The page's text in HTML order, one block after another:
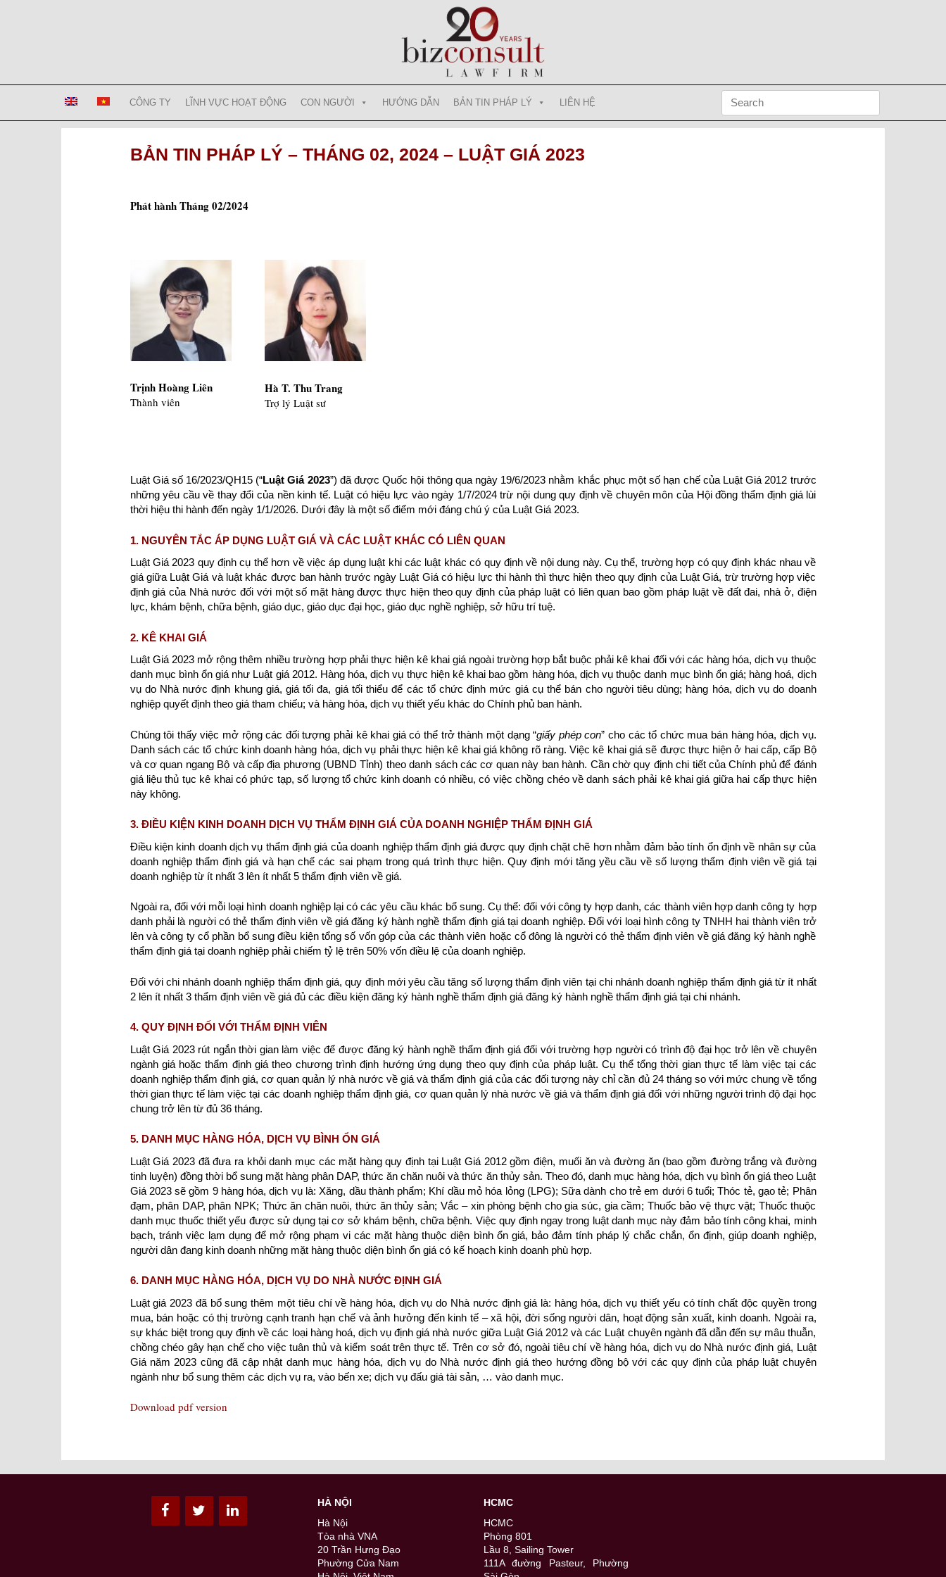
CÔNG TY LĨNH VỰC HOẠT ĐỘNG CON NGƯỜI HƯỚNG DẪN BẢN TIN PHÁP LÝ LIÊN HỆ
BẢN TIN PHÁP LÝ – THÁNG 02, 2024 – LUẬT GIÁ 2023
Phát hành Tháng 02/2024
Trịnh Hoàng Liên
Thành viên
Hà T. Thu Trang
Trợ lý Luật sư
Luật Giá số 16/2023/QH15 (“Luật Giá2023”) đã được Quốc hội thông qua ngày 19/6/2023 nhằm khắc phục một số hạn chế của Luật Giá 2012 trước
những yêu cầu về thay đổi của nền kinh tế. Luật có hiệu lực vào ngày 1/7/2024 trừ nội dung quy định về chuyên môn của Hội đồng thẩm định giá lùi
thời hiệu thi hành đến ngày 1/1/2026. Dưới đây là một số điểm mới đáng chú ý của Luật Giá 2023.
1. NGUYÊN TẮC ÁP DỤNG LUẬT GIÁ VÀ CÁC LUẬT KHÁC CÓ LIÊN QUAN
Luật Giá 2023 quy định cụ thể hơn về việc áp dụng luật khi các luật khác có quy định về nội dung này. Cụ thể, trường hợp có quy định khác nhau về
giá giữa Luật Giá và luật khác được ban hành trước ngày Luật Giá có hiệu lực thi hành thì thực hiện theo quy định của Luật Giá, trừ trường hợp việc
định giá của Nhà nước đối với một số mặt hàng được thực hiện theo quy định của pháp luật có liên quan bao gồm pháp luật về đất đai, nhà ở, điện
lực, khám bệnh, chữa bệnh, giáo dục, giáo dục đại học, giáo dục nghề nghiệp, sở hữu trí tuệ.
2. KÊ KHAI GIÁ
Luật Giá 2023 mở rộng thêm nhiều trường hợp phải thực hiện kê khai giá ngoài trường hợp bắt buộc phải kê khai đối với các hàng hóa, dịch vụ thuộc
danh mục bình ổn giá như Luật giá 2012. Hàng hóa, dịch vụ thực hiện kê khai bao gồm hàng hóa, dịch vụ thuộc danh mục bình ổn giá; hàng hoá, dịch
vụ do Nhà nước định khung giá, giá tối đa, giá tối thiểu để các tổ chức định mức giá cụ thể bán cho người tiêu dùng; hàng hóa, dịch vụ do doanh
nghiệp quyết định theo giá tham chiếu; và hàng hóa, dịch vụ thiết yếu khác do Chính phủ ban hành.
Chúng tôi thấy việc mở rộng các đối tượng phải kê khai giá có thể trở thành một dạng “giấy phép con” cho các tổ chức mua bán hàng hóa, dịch vụ.
Danh sách các tổ chức kinh doanh hàng hóa, dịch vụ phải thực hiện kê khai giá không rõ ràng. Việc kê khai giá sẽ được thực hiện ở hai cấp, cấp Bộ
và cơ quan ngang Bộ và cấp địa phương (UBND Tỉnh) theo danh sách các cơ quan này ban hành. Cần chờ quy định chi tiết của Chính phủ để đánh
giá liệu thủ tục kê khai có phức tạp, số lượng tổ chức kinh doanh có nhiều, có việc chồng chéo về danh sách phải kê khai giá giữa hai cấp thực hiện
này không.
3. ĐIỀU KIỆN KINH DOANH DỊCH VỤ THẨM ĐỊNH GIÁ CỦA DOANH NGHIỆP THẨM ĐỊNH GIÁ
Điều kiện kinh doanh dịch vụ thẩm định giá của doanh nghiệp thẩm định giá được quy định chặt chẽ hơn nhằm đảm bảo tính ổn định về nhân sự của
doanh nghiệp thẩm định giá và hạn chế các sai phạm trong quá trình thực hiện. Quy định mới tăng yều cầu về số lượng thẩm định viên về giá tại
doanh nghiệp từ ít nhất 3 lên ít nhất 5 thẩm định viên về giá.
Ngoài ra, đối với mỗi loại hình doanh nghiệp lại có các yêu cầu khác bổ sung. Cụ thể: đối với công ty hợp danh, các thành viên hợp danh công ty hợp
danh phải là người có thẻ thẩm định viên về giá đăng ký hành nghề thẩm định giá tại doanh nghiệp. Đối với loại hình công ty TNHH hai thành viên trở
lên và công ty cổ phần bổ sung điều kiện tổng số vốn góp của các thành viên hoặc cổ đông là người có thẻ thẩm định viên về giá đăng ký hành nghề
thẩm định giá tại doanh nghiệp phải chiếm tỷ lệ trên 50% vốn điều lệ của doanh nghiệp.
Đối với chi nhánh doanh nghiệp thẩm định giá, quy định mới yêu cầu tăng số lượng thẩm định viên tại chi nhánh doanh nghiệp thẩm định giá từ ít nhất
2 lên ít nhất 3 thẩm định viên về giá đủ các điều kiện đăng ký hành nghề thẩm định giá đăng ký hành nghề thẩm định giá tại chi nhánh.
4. QUY ĐỊNH ĐỐI VỚI THẨM ĐỊNH VIÊN
Luật Giá 2023 rút ngắn thời gian làm việc để được đăng ký hành nghề thẩm định giá đối với trường hợp người có trình độ đại học trở lên về chuyên
ngành giá hoặc thẩm định giá theo chương trình định hướng ứng dụng theo quy định của pháp luật. Cụ thể tổng thời gian thực tế làm việc tại các
doanh nghiệp thẩm định giá, cơ quan quản lý nhà nước về giá và thẩm định giá của các đối tượng này chỉ cần đủ 24 tháng so với mức chung về tổng
thời gian thực tế làm việc tại các doanh nghiệp thẩm định giá, cơ quan quản lý nhà nước về giá và thẩm định giá đối với những người trình độ đại học
chung trở lên từ đủ 36 tháng.
5. DANH MỤC HÀNG HÓA, DỊCH VỤ BÌNH ỔN GIÁ
Luật Giá 2023 đã đưa ra khỏi danh mục các mặt hàng quy định tại Luật Giá 2012 gồm điện, muối ăn và đường ăn (bao gồm đường trắng và đường
tinh luyện) đồng thời bổ sung mặt hàng phân DAP, thức ăn chăn nuôi và thức ăn thủy sản. Theo đó, danh mục hàng hóa, dịch vụ bình ổn giá theo Luật
Giá 2023 sẽ gồm 9 hàng hóa, dịch vụ là: Xăng, dầu thành phẩm; Khí dầu mỏ hóa lỏng (LPG); Sữa dành cho trẻ em dưới 6 tuổi; Thóc tẻ, gạo tẻ; Phân
đạm, phân DAP, phân NPK; Thức ăn chăn nuôi, thức ăn thủy sản; Vắc – xin phòng bệnh cho gia súc, gia cầm; Thuốc bảo vệ thực vật; Thuốc thuộc
danh mục thuốc thiết yếu được sử dụng tại cơ sở khám bệnh, chữa bệnh. Việc quy định ngay trong luật danh mục này đảm bảo tính công khai, minh
bạch, tránh việc lạm dụng để mở rộng phạm vi các mặt hàng thuộc diện bình ổn giá, bảo đảm tính pháp lý chắc chắn, ổn định, giúp doanh nghiệp,
người dân đang kinh doanh những mặt hàng thuộc diện bình ổn giá có kế hoạch kinh doanh phù hợp.
6. DANH MỤC HÀNG HÓA, DỊCH VỤ DO NHÀ NƯỚC ĐỊNH GIÁ
Luật giá 2023 đã bổ sung thêm một tiêu chí về hàng hóa, dịch vụ do Nhà nước định giá là: hàng hóa, dịch vụ thiết yếu có tính chất độc quyền trong
mua, bán hoặc có thị trường cạnh tranh hạn chế và ảnh hưởng đến kinh tế – xã hội, đời sống người dân, hoạt động sản xuất, kinh doanh. Ngoài ra,
sự khác biệt trong quy định về các loại hàng hoá, dịch vụ định giá nhà nước giữa Luật Giá 2012 và các Luật chuyên ngành đã dẫn đến sự mâu thuẫn,
chồng chéo gây hạn chế cho việc tuân thủ và kiểm soát trên thực tế. Trên cơ sở đó, ngoài tiêu chí về hàng hóa, dịch vụ do Nhà nước định giá, Luật
Giá năm 2023 cũng đã cập nhật danh mục hàng hóa, dịch vụ do Nhà nước định giá theo hướng đồng bộ với các quy định của pháp luật chuyên
ngành như bổ sung thêm các dịch vụ ra, vào bến xe; dịch vụ đấu giá tài sản, … vào danh mục.
Download pdf version
HÀ NỘI
Hà Nội
Tòa nhà VNA
20 Trần Hưng Đạo
Phường Cửa Nam
HCMC
HCMC
Phòng 801
Lầu 8, Sailing Tower
111A đường Pasteur, Phường